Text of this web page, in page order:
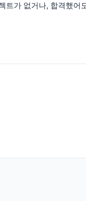
트가 없거나, 합격했어